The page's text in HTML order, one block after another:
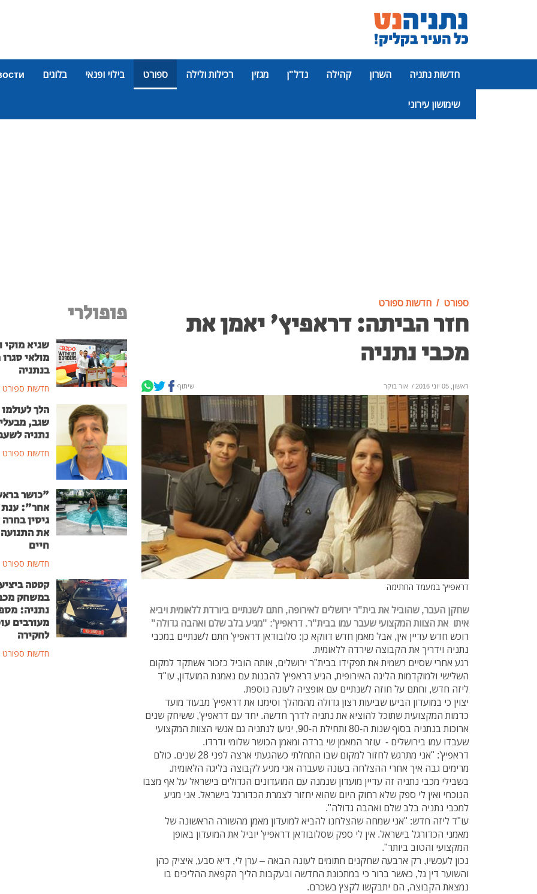
חדשות נתניה השרון קהילה נדל"ן מגזין רכילות ולילה ספורט בילוי ופנאי בלוגים
שימושון עירוני
ספורט חדשות ספורט
חזר הביתה: דראפיץ' יאמן את
מכבי נתניה
ראשון, 05 יוני 2016 / אור בוקר שיתוף
דראפיץ' במעמד החתימה
שחקן העבר, שהוביל את בית"ר ירושלים לאירופה, חתם לשנתיים ביורדת ללאומית ויביא
איתו את הצוות המקצועי שעבר עמו בבית"ר. דראפיץ': "מגיע בלב שלם ואהבה גדולה"
רוכש חדש עדיין אין, אבל מאמן חדש דווקא כן: סלובודאן דראפיץ' חתם לשנתיים במכבי
נתניה וידריך את הקבוצה שירדה ללאומית.
רגע אחרי שסיים רשמית את תפקידו בבית"ר ירושלים, אותה הוביל כזכור אשתקד למקום
השלישי ולמוקדמות הליגה האירופית, הגיע דראפיץ' להבנות עם נאמנת המועדון, עו"ד
ליזה חדש, וחתם על חוזה לשנתיים עם אופציה לעונה נוספת.
יצוין כי במועדון הביעו שביעות רצון גדולה מהמהלך וסימנו את דראפיץ' מבעוד מועד
כדמות המקצועית שתוכל להוציא את נתניה לדרך חדשה. יחד עם דראפיץ', ששיחק שנים
ארוכות בנתניה בסוף שנות ה-80 ותחילת ה-90, יגיעו לנתניה גם אנשי הצוות המקצועי
שעבדו עמו בירושלים - עוזר המאמן שי ברדה ומאמן הכושר שלומי ודרדו.
דראפיץ': "אני מתרגש לחזור למקום שבו התחלתי כשהגעתי ארצה לפני 28 שנים. כולם
מרימים גבה איך אחרי ההצלחה בעונה שעברה אני מגיע לקבוצה בליגה הלאומית.
בשבילי מכבי נתניה זה עדיין מועדון שנמנה עם המועדונים הגדולים בישראל על אף מצבו
הנוכחי ואין לי ספק שלא רחוק היום שהוא יחזור לצמרת הכדורגל בישראל. אני מגיע
למכבי נתניה בלב שלם ואהבה גדולה".
עו"ד ליזה חדש: "אני שמחה שהצלחנו להביא למועדון מאמן מהשורה הראשונה של
מאמני הכדורגל בישראל. אין לי ספק שסלובודאן דראפיץ' יוביל את המועדון באופן
המקצועי והטוב ביותר".
נכון לעכשיו, רק ארבעה שחקנים חתומים לעונה הבאה – ערן לי, דיא סבע, איציק כהן
והשוער דין גל, כאשר ברור כי במתכונת החדשה ובעקבות הליך הקפאת ההליכים בו
נמצאת הקבוצה, הם יתבקשו לקצץ בשכרם.
פופולרי
שגיא מוקי
מולאי
בנתניה
חדשות ספורט
הלך
שגב,
נתניה
חדשות ספורט
"כושר
אחר": ענת
גיסין
את
חיים
חדשות ספורט
קטטה
במשחק
נתניה:
מעורבים
לחקירה
חדשות ספורט